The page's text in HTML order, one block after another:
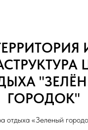
ГОРОДОК"
отдыха «Зеленый